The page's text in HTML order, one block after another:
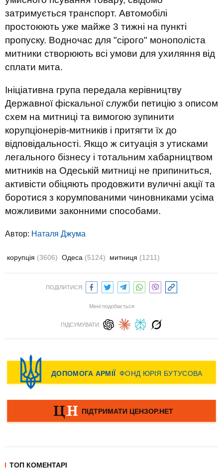
затримується транспорт. Автомобілі
простоюють уже майже 3 тижні на пункті
пропуску. Водночас для "сірого" монополіста
митники створюють всі умови для ухиляння від
сплати мита.
Ініціативна група передала керівництву
Державної фіскальної служби петицію з описом
схем на митниці та вимогою зупинити
корупціонерів-митників і притягти їх до
відповідальності. Якщо ж ситуація з утисками
легального бізнесу і тотальним хабарництвом
митників на Одеській митниці не припиниться,
активісти обіцяють продовжити вуличні акції та
боротися з корумпованими чиновниками усіма
можливими законними способами.
Автор: Наталя Джума
корупція (3606) Одеса (5124) митниця (1211)
ПОДІЛИТИСЯ:
Мені подобається
ПІДСУМУВАТИ:
ТОП КОМЕНТАРІ